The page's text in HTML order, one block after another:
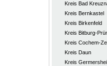
Kreis Bad
Kreis Bernkastel
Kreis Birkenfeld
Kreis Bitburg-
Kreis Cochem-
Kreis Daun
Kreis